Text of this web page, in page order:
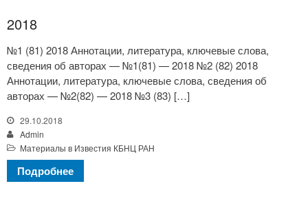
2018
№1 (81) 2018 Аннотации, литература, ключевые слова,
сведения об авторах — №1(81) — 2018 №2 (82) 2018
Аннотации, литература, ключевые слова, сведения об
авторах — №2(82) — 2018 №3 (83) […]
29.10.2018
Admin
Материалы в Известия КБНЦ РАН
Подробнее